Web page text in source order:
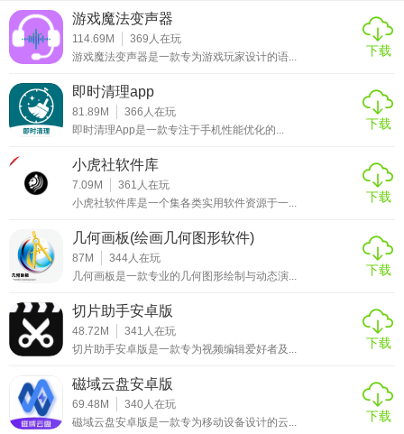
【探号app点评】
探号App以其丰富的探险资料库、精准的GPS定位和强大的
平台。无论是想要了解某个地点的详细背景信息，还是记录
并分享自己的探险经历，探号App都能满足用户的需求。其离
用成为探险爱好者的必备工具。
游戏魔法变声器
114.69M 369 人在玩
游戏魔法变声器是一款专为游戏玩家设计的语...
下载
即时清理app
81.89M 366 人在玩
即时清理App是一款专注于手机性能优化的...
下载
小虎社软件库
7.09M 361 人在玩
小虎社软件库是一个集各类实用软件资源于一...
下载
几何画板(绘画几何图形软件)
87M 344人在玩
几何画板是一款专业的几何图形绘制与动态演...
下载
切片助手安卓版
48.72M 341 人在玩
切片助手安卓版是一款专为视频编辑爱好者及...
下载
磁域云盘安卓版
69.48M 340人在玩
磁域云盘安卓版是一款专为移动设备设计的云...
下载